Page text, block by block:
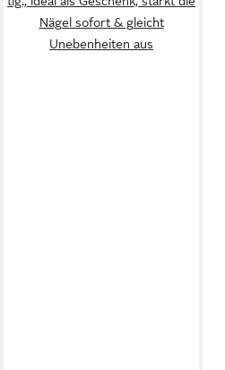
Nägel sofort & gleicht
Unebenheiten aus